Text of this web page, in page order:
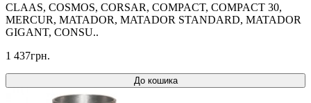
CLAAS, COSMOS, CORSAR, COMPACT, COMPACT 30,
MERCUR, MATADOR, MATADOR STANDARD, MATADOR
GIGANT, CONSU..
1 437грн.
До кошика